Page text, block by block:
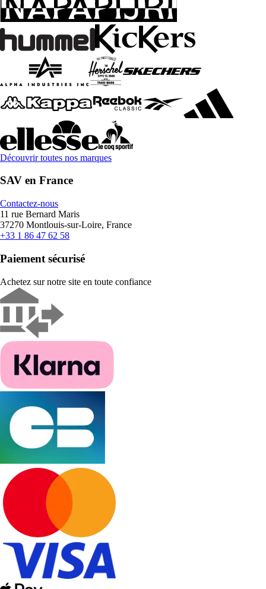
Découvrir toutes nos marques
SAV en France
Contactez-nous
11 rue Bernard Maris
37270 Montlouis-sur-Loire, France
+33 1 86 47 62 58
Paiement sécurisé
Achetez sur notre site en toute confiance